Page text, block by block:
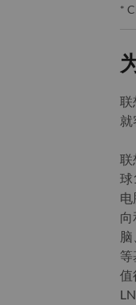
*
联
就
联
球
电
向
值